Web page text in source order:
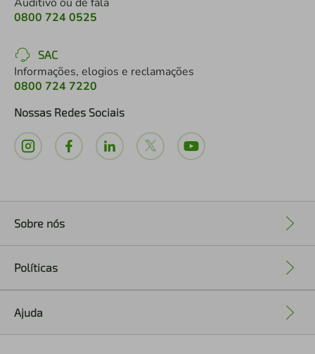
0800 724 0525
SAC
Informações, elogios e reclamações
0800 724 7220
Nossas Redes Sociais
Sobre nós
Políticas
Ajuda